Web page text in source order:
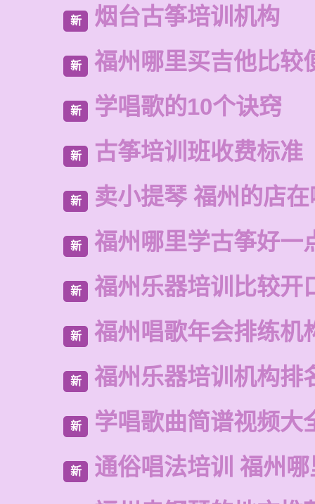
新 烟台古筝培训机构
新 福州哪里买吉他比较
新 学唱歌的10个诀窍
新 古筝培训班收费标准
新 卖小提琴 福州的店
新 福州哪里学古筝好一
新 福州乐器培训比较开
新 福州唱歌年会排练机
新 福州乐器培训机构排
新 学唱歌曲简谱视频大
新
通俗唱法培训 福州